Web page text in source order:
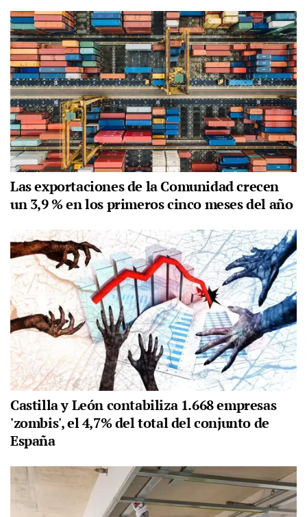
Las exportaciones de la Comunidad crecen
un 3,9 % en los primeros cinco meses del año
Castilla y León contabiliza 1.668 empresas
'zombis', el 4,7% del total del conjunto de
España